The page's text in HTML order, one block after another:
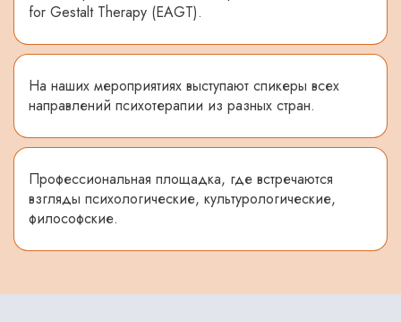
for Gestalt Therapy (EAGT).
На наших мероприятиях выступают спикеры всех
направлений психотерапии из разных стран.
Профессиональная площадка, где встречаются
взгляды психологические, культурологические,
философские.